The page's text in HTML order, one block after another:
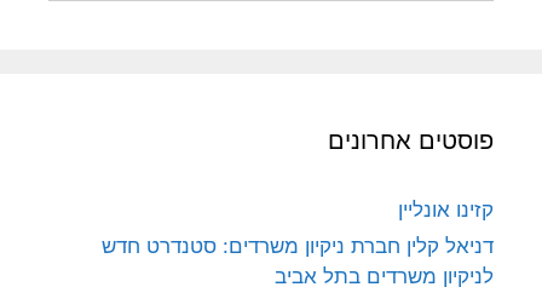
פוסטים אחרונים
קזינו אונליין
דניאל קלין חברת ניקיון משרדים: סטנדרט חדש
לניקיון משרדים בתל אביב